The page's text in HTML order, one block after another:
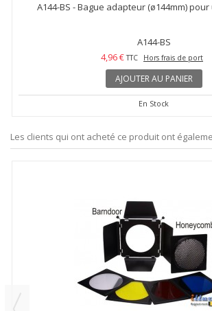
A144-BS - Bague adapteur (ø144mm)
A144-BS
4,96 € TTC Hors frais de port
AJOUTER AU PANIER
En Stock
Les clients qui ont acheté ce produit ont